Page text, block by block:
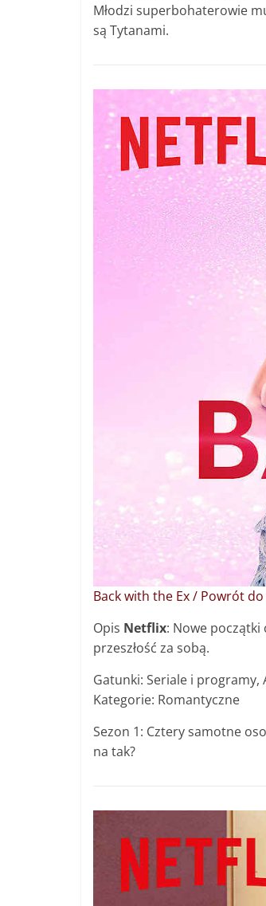
Młodzi superbohaterowie
są Tytanami.
Back with the Ex / Powrót do
Opis Netflix: Nowe początki
przeszłość za sobą.
Gatunki: Seriale i
Kategorie: Romantyczne
Sezon 1: Cztery samotne
na tak?